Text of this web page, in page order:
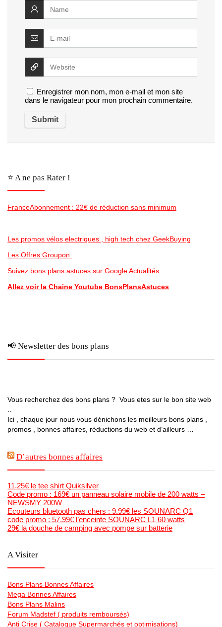
Enregistrer mon nom, mon e-mail et mon site
dans le navigateur pour mon prochain commentaire.
⭐️ A ne pas Rater !
FranceAbonnement : 22€ de réduction sans minimum
Les promos vélos electriques , high tech chez GeekBuying
Les Offres Groupon
Suivez bons plans astuces sur Google Actualités
Allez voir la Chaine Youtube BonsPlansAstuces
📢 Newsletter des bons plans
Vous recherchez des bons plans ? Vous etes sur le bon site web
..
Ici , chaque jour nous vous dénichons les meilleurs bons plans ,
promos , bonnes affaires, réductions du web et d’ailleurs …
D’autres bonnes affaires
11.25€ le tee shirt Quiksilver
Code promo : 169€ un panneau solaire mobile de 200 watts –
NEWSMY 200W
Ecouteurs bluetooth pas chers : 9.99€ les SOUNARC Q1
code promo : 57.99€ l’enceinte SOUNARC L1 60 watts
29€ la douche de camping avec pompe sur batterie
A Visiter
Bons Plans Bonnes Affaires
Mega Bonnes Affaires
Bons Plans Malins
Forum Madstef ( produits remboursés)
Anti Crise ( Catalogue Supermarchés et optimisations)